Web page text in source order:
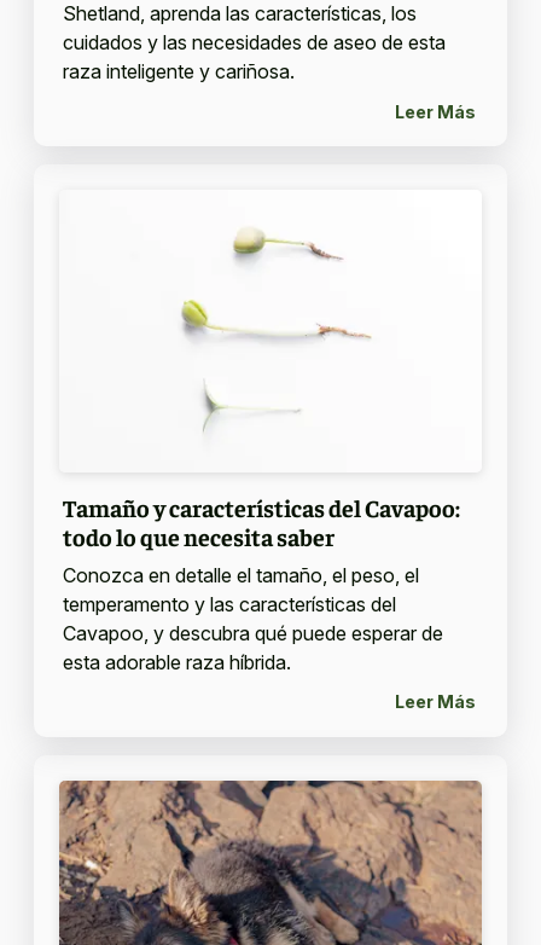
Shetland, aprenda las características, los
cuidados y las necesidades de aseo de esta
raza inteligente y cariñosa.
Leer Más
Tamaño y características del Cavapoo:
todo lo que necesita saber
Conozca en detalle el tamaño, el peso, el
temperamento y las características del
Cavapoo, y descubra qué puede esperar de
esta adorable raza híbrida.
Leer Más